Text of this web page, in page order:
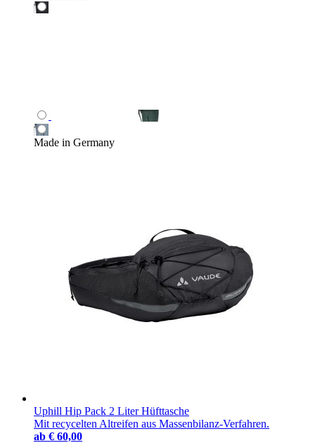
Made in Germany
Uphill Hip Pack 2 Liter Hüfttasche
Mit recycelten Altreifen aus Massenbilanz-Verfahren.
ab € 60,00